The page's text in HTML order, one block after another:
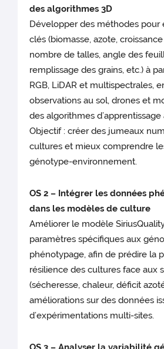
des algorithmes 3D
Développer des méthodes pour
clés (biomasse, azote,
nombre de talles, angle des
remplissage des grains, etc.) à
RGB, LiDAR et multispectrales,
observations au sol, drones et
des algorithmes
Objectif : créer des jumeaux
cultures et mieux comprendre
génotype-environnement.
OS 2 – Intégrer les données
dans les modèles de culture
Améliorer le modèle
paramètres spécifiques aux
phénotypage, afin de prédire la
résilience des cultures face aux
(sécheresse, chaleur, déficit
améliorations sur des données
d’expérimentations multi-sites.